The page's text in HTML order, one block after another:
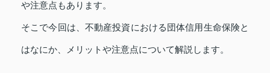
や注意点もあります。
そこで今回は、不動産投資における団体信用生命保険と
はなにか、メリットや注意点について解説します。